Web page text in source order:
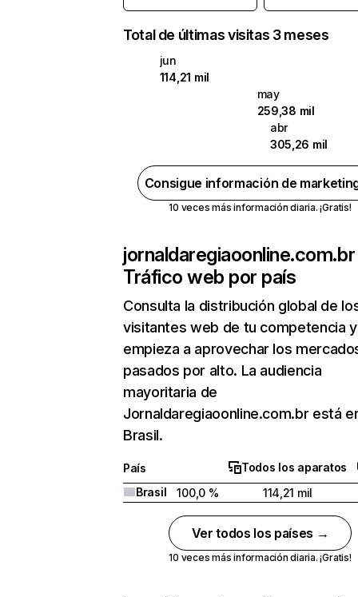
Total de últimas visitas 3 meses
jun
114,21 mil
may
259,38 mil
abr
305,26 mil
Consigue información de
10 veces más información diaria. ¡Gratis!
jornaldaregiaoonline.com.br
Tráfico web por país
Consulta la distribución global de
visitantes web de tu competencia y
empieza a aprovechar los
pasados por alto. La audiencia
mayoritaria de
Jornaldaregiaoonline.com.br está
Brasil.
País
Todos los aparatos
Brasil
100,0 % 114,21 mil
Ver todos los países →
10 veces más información diaria. ¡Gratis!